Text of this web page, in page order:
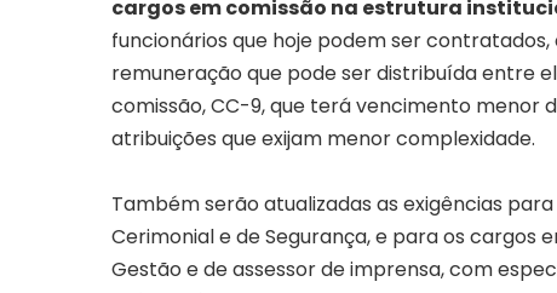
cargos em comissão na estrutura
funcionários que hoje podem ser
remuneração que pode ser distribuída entre
comissão, CC-9, que terá vencimento menor
atribuições que exijam menor complexidade.
Também serão atualizadas as exigências
Cerimonial e de Segurança, e para os cargos
Gestão e de assessor de imprensa, com